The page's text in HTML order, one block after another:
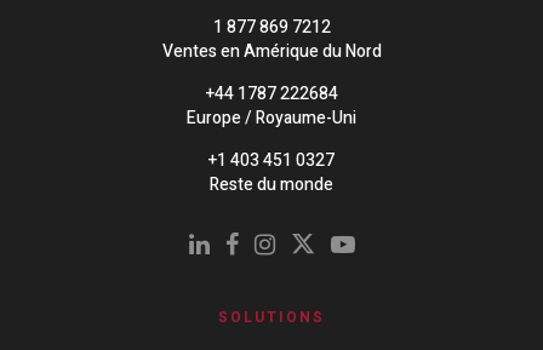
1 877 869 7212
Ventes en Amérique du Nord
+44 1787 222684
Europe / Royaume-Uni
+1 403 451 0327
Reste du monde
SOLUTIONS